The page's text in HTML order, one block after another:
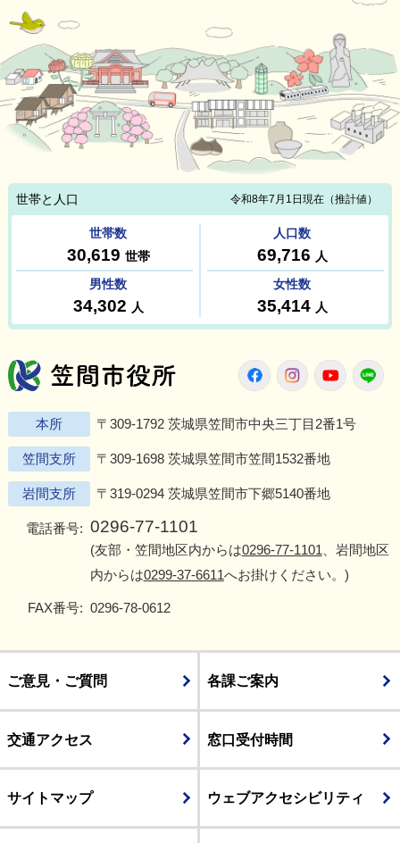
笠間市役所
TwitterFacebookInstagram
本所 〒309-1792 茨城県笠間市中央三丁目2番1号
笠間支所 〒309-1698 茨城県笠間市笠間1532番地
岩間支所 〒319-0294 茨城県笠間市下郷5140番地
電話番号: 0296-77-1101
(友部・笠間地区内からは0296-77-1101 、岩間地区
内からは0299-37-6611へお掛けください。)
FAX番号: 0296-78-0612
ご意見・ご質問 各課ご案内
交通アクセス 窓口受付時間
サイトマップ ウェブアクセシビリティ